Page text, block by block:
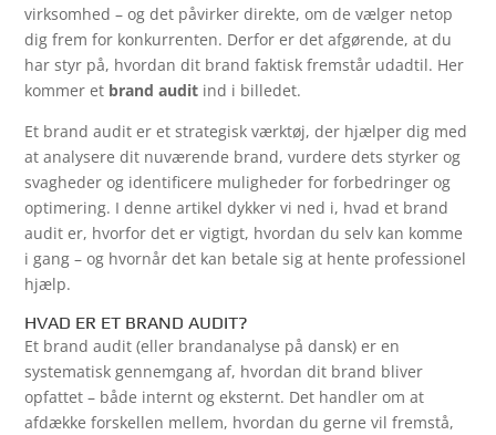
virksomhed – og det påvirker direkte, om de vælger netop
dig frem for konkurrenten. Derfor er det afgørende, at du
har styr på, hvordan dit brand faktisk fremstår udadtil. Her
kommer et brand audit ind i billedet.
Et brand audit er et strategisk værktøj, der hjælper dig med
at analysere dit nuværende brand, vurdere dets styrker og
svagheder og identificere muligheder for forbedringer og
optimering. I denne artikel dykker vi ned i, hvad et brand
audit er, hvorfor det er vigtigt, hvordan du selv kan komme
i gang – og hvornår det kan betale sig at hente professionel
hjælp.
HVAD ER ET BRAND AUDIT?
Et brand audit (eller brandanalyse på dansk) er en
systematisk gennemgang af, hvordan dit brand bliver
opfattet – både internt og eksternt. Det handler om at
afdække forskellen mellem, hvordan du gerne vil fremstå,